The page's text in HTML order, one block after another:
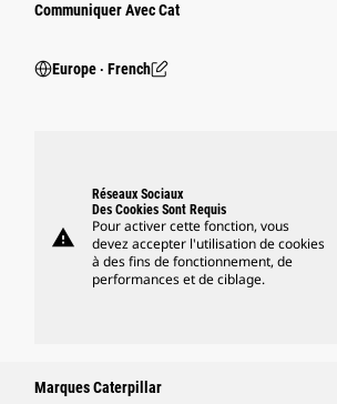
Communiquer Avec Cat
Europe ‧ French
warning
Réseaux Sociaux
Des Cookies Sont Requis
Pour activer cette fonction, vous
devez accepter l'utilisation de cookies
à des fins de fonctionnement, de
performances et de ciblage.
Marques Caterpillar